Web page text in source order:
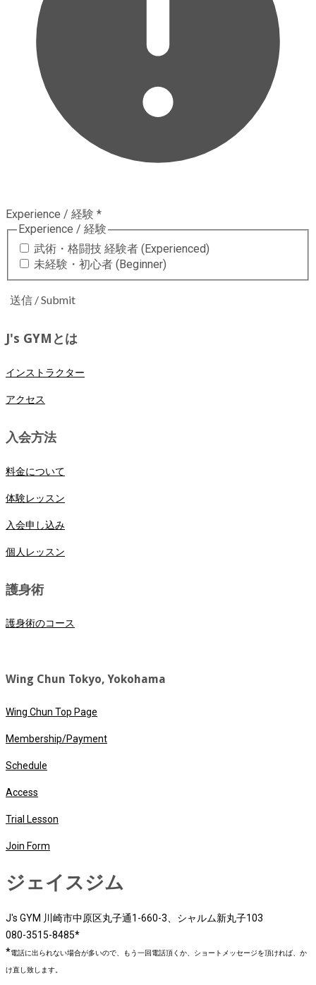
Experience / 経験 *
Experience / 経験
武術・格闘技 経験者 (Experienced)
未経験・初心者 (Beginner)
送信 / Submit
J's GYMとは
インストラクター
アクセス
入会方法
料金について
体験レッスン
入会申し込み
個人レッスン
護身術
護身術のコース
Wing Chun Tokyo, Yokohama
Wing Chun Top Page
Membership/Payment
Schedule
Access
Trial Lesson
Join Form
ジェイスジム
J's GYM 川崎市中原区丸子通1-660-3、シャルム新丸子103
080-3515-8485*
*電話に出られない場合が多いので、もう一回電話頂くか、ショートメッセージを頂ければ、か
け直し致します。